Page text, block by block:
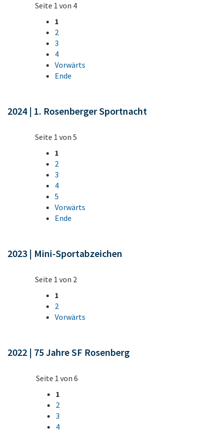
Seite 1 von 4
1
2
3
4
Vorwärts
Ende
2024 | 1. Rosenberger Sportnacht
Seite 1 von 5
1
2
3
4
5
Vorwärts
Ende
2023 | Mini-Sportabzeichen
Seite 1 von 2
1
2
Vorwärts
2022 | 75 Jahre SF Rosenberg
Seite 1 von 6
1
2
3
4